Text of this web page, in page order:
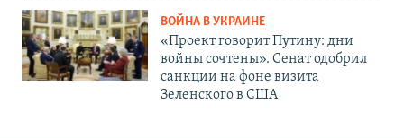
ВОЙНА В УКРАИНЕ
«Проект говорит Путину: дни
войны сочтены». Сенат одобрил
санкции на фоне визита
Зеленского в США